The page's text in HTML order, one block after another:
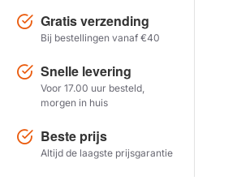
Model
Herstel zoekopdracht
Gratis verzending
Bij bestellingen vanaf €40
Snelle levering
Voor 17.00 uur besteld,
morgen in huis
Beste prijs
Altijd de laagste prijsgarantie